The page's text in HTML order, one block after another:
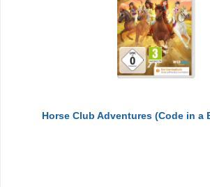
Horse Club Adventures (Code in a